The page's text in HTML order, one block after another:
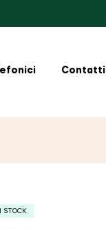
Contatti
STOCK